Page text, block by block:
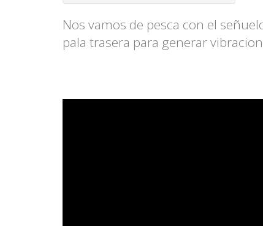
Nos vamos de pesca con el
pala trasera para generar